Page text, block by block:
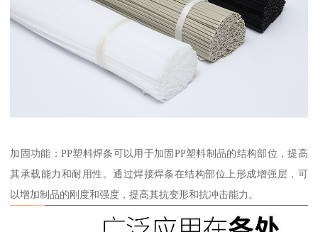
加固功能：PP塑料焊条可以用于加固PP塑料制品的结构部位，提高
其承载能力和耐用性。通过焊接焊条在结构部位上形成增强层，可
以增加制品的刚度和强度，提高其抗变形和抗冲击能力。